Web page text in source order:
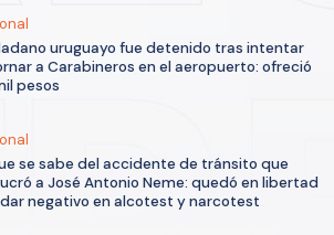
uruguayo fue detenido tras intentar
a Carabineros en el aeropuerto: ofreció
pesos
se sabe del accidente de tránsito que
a José Antonio Neme: quedó en libertad
negativo en alcotest y narcotest